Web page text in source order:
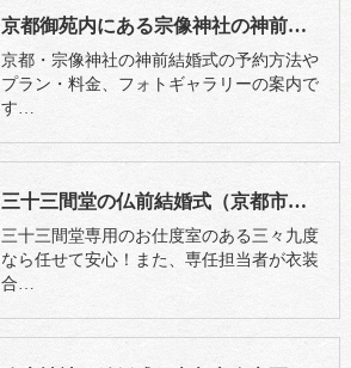
京都御苑内にある宗像神社の神前結婚式（京都市上京区）
京都・宗像神社の神前結婚式の予約方法や
プラン・料金、フォトギャラリーの案内で
す…
三十三間堂の仏前結婚式（京都市東山区）
三十三間堂専用のお仕度室のある三々九度
なら任せて安心！また、専任担当者が衣装
合…